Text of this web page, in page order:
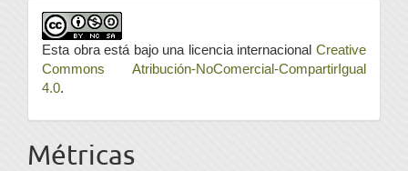
Esta obra está bajo una licencia internacional Creative
Commons Atribución-NoComercial-CompartirIgual
4.0.
Métricas